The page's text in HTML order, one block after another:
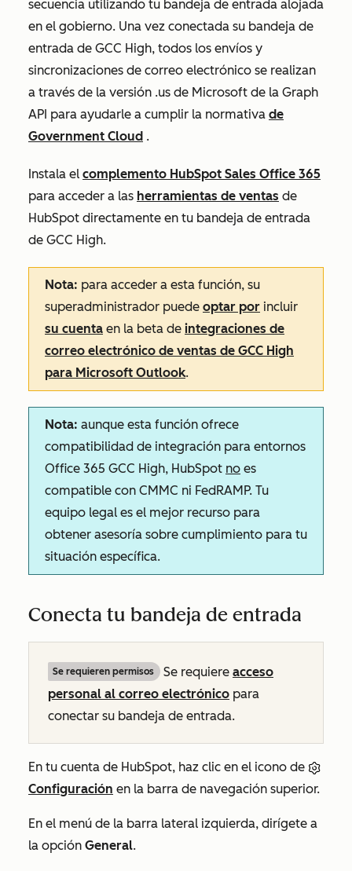
secuencia utilizando tu bandeja de entrada alojada
en el gobierno. Una vez conectada su bandeja de
entrada de GCC High, todos los envíos y
sincronizaciones de correo electrónico se realizan
a través de la versión .us de Microsoft de la Graph
API para ayudarle a cumplir la normativa de
Government Cloud .
Instala el complemento HubSpot Sales Office 365
para acceder a las herramientas de ventas de
HubSpot directamente en tu bandeja de entrada
de GCC High.
Nota: para acceder a esta función, su
superadministrador puede optar por incluir
su cuenta en la beta de integraciones de
correo electrónico de ventas de GCC High
para Microsoft Outlook.
Nota: aunque esta función ofrece
compatibilidad de integración para entornos
Office 365 GCC High, HubSpot no es
compatible con CMMC ni FedRAMP. Tu
equipo legal es el mejor recurso para
obtener asesoría sobre cumplimiento para tu
situación específica.
Conecta tu bandeja de entrada
Se requieren permisos Se requiere acceso
personal al correo electrónico para
conectar su bandeja de entrada.
En tu cuenta de HubSpot, haz clic en el icono de
Configuración en la barra de navegación superior.
En el menú de la barra lateral izquierda, dirígete a
la opción General.